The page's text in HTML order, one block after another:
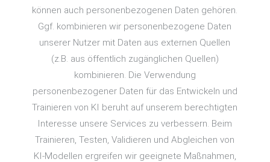
können auch personenbezogenen Daten gehören.
Ggf. kombinieren wir personenbezogene Daten
unserer Nutzer mit Daten aus externen Quellen
(z.B. aus öffentlich zugänglichen Quellen)
kombinieren. Die Verwendung
personenbezogener Daten für das Entwickeln und
Trainieren von KI beruht auf unserem berechtigten
Interesse unsere Services zu verbessern. Beim
Trainieren, Testen, Validieren und Abgleichen von
KI-Modellen ergreifen wir geeignete Maßnahmen,